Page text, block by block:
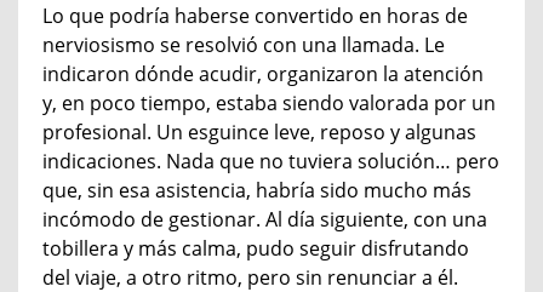
Lo que podría haberse convertido en horas de
nerviosismo se resolvió con una llamada. Le
indicaron dónde acudir, organizaron la atención
y, en poco tiempo, estaba siendo valorada por un
profesional. Un esguince leve, reposo y algunas
indicaciones. Nada que no tuviera solución… pero
que, sin esa asistencia, habría sido mucho más
incómodo de gestionar. Al día siguiente, con una
tobillera y más calma, pudo seguir disfrutando
del viaje, a otro ritmo, pero sin renunciar a él.